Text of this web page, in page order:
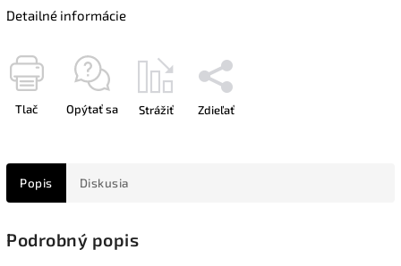
Detailné informácie
Tlač Opýtať sa Strážiť Zdieľať
Popis Diskusia
Podrobný popis